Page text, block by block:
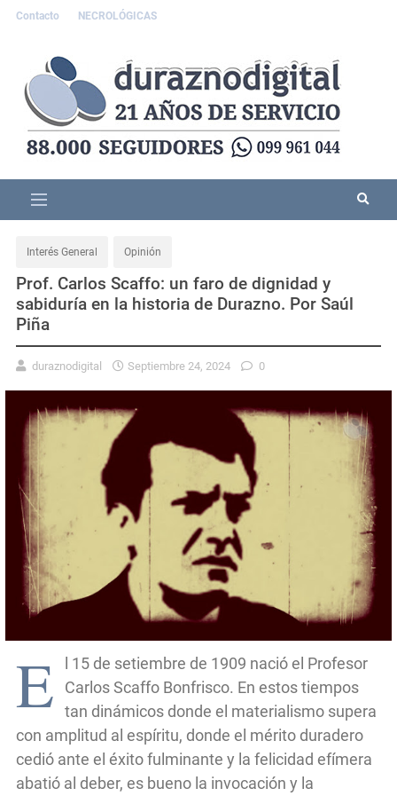
Contacto NECROLÓGICAS
Interés General Opinión
Prof. Carlos Scaffo: un faro de dignidad y
sabiduría en la historia de Durazno. Por Saúl
Piña
duraznodigital Septiembre 24, 2024 0
E
l 15 de setiembre de 1909 nació el Profesor
Carlos Scaffo Bonfrisco. En estos tiempos
tan dinámicos donde el materialismo supera
con amplitud al espíritu, donde el mérito duradero
cedió ante el éxito fulminante y la felicidad efímera
abatió al deber, es bueno la invocación y la